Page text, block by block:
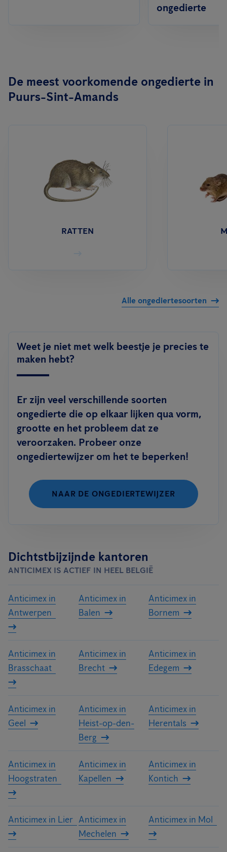
ongedierte
De meest voorkomende ongedierte in
Puurs-Sint-Amands
RATTEN
Alle ongediertesoorten
Weet je niet met welk beestje je precies te
maken hebt?
Er zijn veel verschillende soorten
ongedierte die op elkaar lijken qua vorm,
grootte en het probleem dat ze
veroorzaken. Probeer onze
ongediertewijzer om het te beperken!
NAAR DE ONGEDIERTEWIJZER
Dichtstbijzijnde kantoren
ANTICIMEX IS ACTIEF IN HEEL BELGIË
Anticimex in
Antwerpen
Anticimex in
Balen
Anticimex in
Bornem
Anticimex in
Brasschaat
Anticimex in
Brecht
Anticimex in
Edegem
Anticimex in
Geel
Anticimex in
Heist-op-den-
Berg
Anticimex in
Herentals
Anticimex in
Hoogstraten
Anticimex in
Kapellen
Anticimex in
Kontich
Anticimex in Lier Anticimex in
Mechelen
Anticimex in Mol